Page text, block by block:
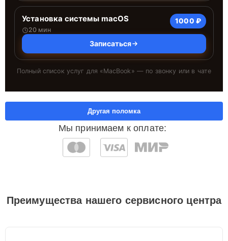
Установка системы macOS
20 мин
1000 ₽
Записаться
Полный список услуг для «MacBook » — по звонку или в чате
Мы принимаем к оплате:
Другая поломка
Преимущества нашего сервисного центра